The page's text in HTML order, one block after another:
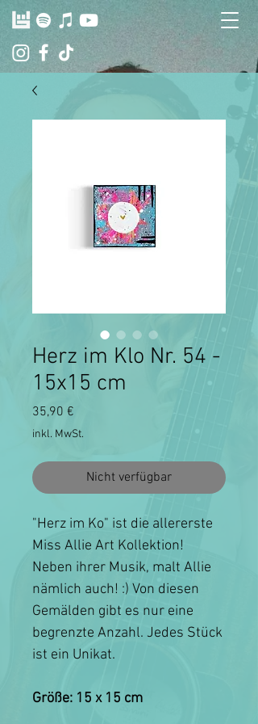
Herz im Klo Nr. 54 -
15x15 cm
35,90 €
inkl. MwSt.
Nicht verfügbar
"Herz im Ko" ist die allererste
Miss Allie Art Kollektion!
Neben ihrer Musik, malt Allie
nämlich auch! :) Von diesen
Gemälden gibt es nur eine
begrenzte Anzahl. Jedes Stück
ist ein Unikat.
Größe: 15 x 15 cm